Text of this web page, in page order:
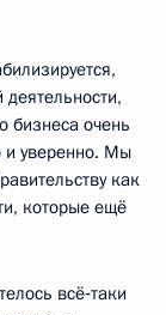
деятельности,
бизнеса очень
и уверенно. Мы
как
которые ещё
всё‑таки